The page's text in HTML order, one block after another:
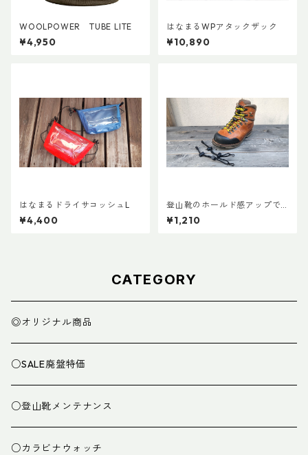
WOOLPOWER TUBE LITE
¥4,950
はなまるWPアタックザック
¥10,890
はなまるドライサコッシュL
¥4,400
登山靴のホールド感アップで
快適登山 アンクルフィット Ve
r.3 (ペア)
¥1,210
CATEGORY
◎オリジナル商品
○SALE廃盤特価
○登山靴メンテナンス
○カラビナウォッチ